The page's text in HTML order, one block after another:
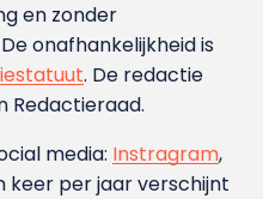
en zonder
onafhankelijkheid is
. De redactie
Redactieraad.
media: Instragram,
keer per jaar verschijnt